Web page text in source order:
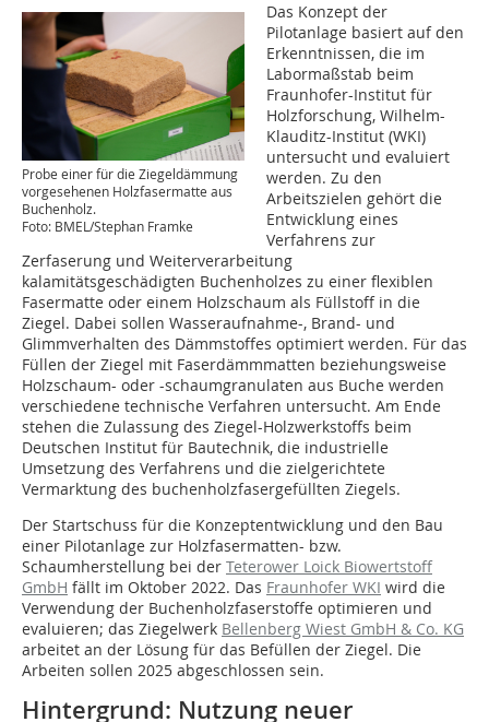
Probe einer für die Ziegeldämmung
vorgesehenen Holzfasermatte aus
Buchenholz.
Foto: BMEL/Stephan Framke
Das Konzept der
Pilotanlage basiert auf den
Erkenntnissen, die im
Labormaßstab beim
Fraunhofer-Institut für
Holzforschung, Wilhelm-
Klauditz-Institut (WKI)
untersucht und evaluiert
werden. Zu den
Arbeitszielen gehört die
Entwicklung eines
Verfahrens zur
Zerfaserung und Weiterverarbeitung
kalamitätsgeschädigten Buchenholzes zu einer flexiblen
Fasermatte oder einem Holzschaum als Füllstoff in die
Ziegel. Dabei sollen Wasseraufnahme-, Brand- und
Glimmverhalten des Dämmstoffes optimiert werden. Für das
Füllen der Ziegel mit Faserdämmmatten beziehungsweise
Holzschaum- oder -schaumgranulaten aus Buche werden
verschiedene technische Verfahren untersucht. Am Ende
stehen die Zulassung des Ziegel-Holzwerkstoffs beim
Deutschen Institut für Bautechnik, die industrielle
Umsetzung des Verfahrens und die zielgerichtete
Vermarktung des buchenholzfasergefüllten Ziegels.
Der Startschuss für die Konzeptentwicklung und den Bau
einer Pilotanlage zur Holzfasermatten- bzw.
Schaumherstellung bei der Teterower Loick Biowertstoff
GmbH fällt im Oktober 2022. Das Fraunhofer WKI wird die
Verwendung der Buchenholzfaserstoffe optimieren und
evaluieren; das Ziegelwerk Bellenberg Wiest GmbH & Co. KG
arbeitet an der Lösung für das Befüllen der Ziegel. Die
Arbeiten sollen 2025 abgeschlossen sein.
Hintergrund: Nutzung neuer